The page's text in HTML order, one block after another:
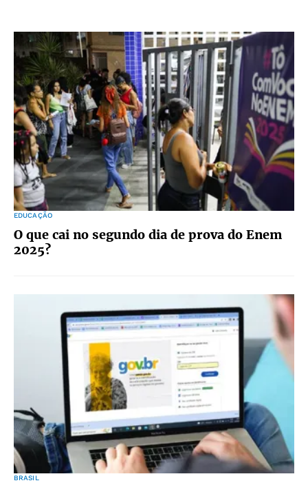
EDUCAÇÃO
O que cai no segundo dia de prova do Enem
2025?
BRASIL